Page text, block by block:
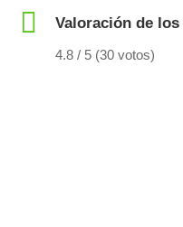
Valoración de
4.8 / 5 (30 votos)